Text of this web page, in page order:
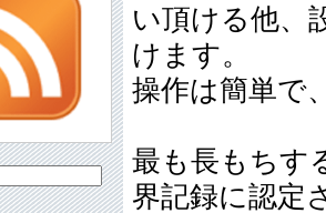
い頂ける他、
けます。
操作は簡単で
最も長もちす
界記録に認定